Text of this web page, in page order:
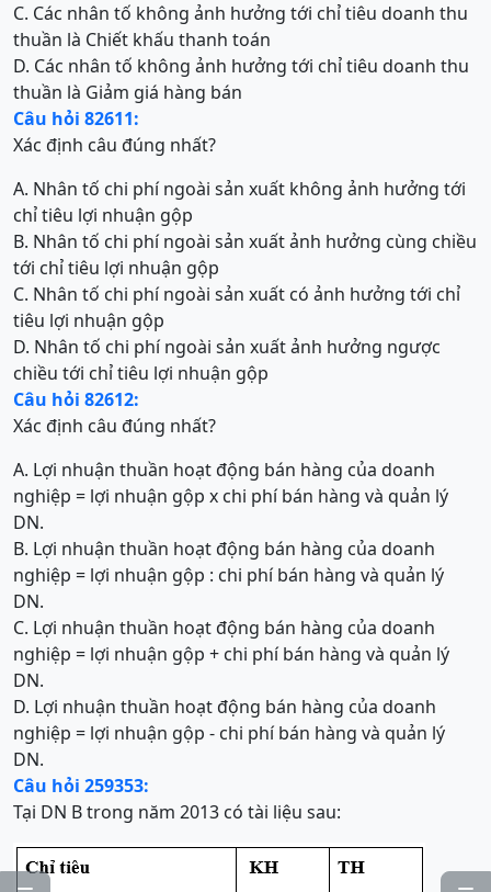
C. Các nhân tố không ảnh hưởng tới chỉ tiêu doanh thu
thuần là Chiết khấu thanh toán
D. Các nhân tố không ảnh hưởng tới chỉ tiêu doanh thu
thuần là Giảm giá hàng bán
Câu hỏi 82611:
Xác định câu đúng nhất?
A. Nhân tố chi phí ngoài sản xuất không ảnh hưởng tới
chỉ tiêu lợi nhuận gộp
B. Nhân tố chi phí ngoài sản xuất ảnh hưởng cùng chiều
tới chỉ tiêu lợi nhuận gộp
C. Nhân tố chi phí ngoài sản xuất có ảnh hưởng tới chỉ
tiêu lợi nhuận gộp
D. Nhân tố chi phí ngoài sản xuất ảnh hưởng ngược
chiều tới chỉ tiêu lợi nhuận gộp
Câu hỏi 82612:
Xác định câu đúng nhất?
A. Lợi nhuận thuần hoạt động bán hàng của doanh
nghiệp = lợi nhuận gộp x chi phí bán hàng và quản lý
DN.
B. Lợi nhuận thuần hoạt động bán hàng của doanh
nghiệp = lợi nhuận gộp : chi phí bán hàng và quản lý
DN.
C. Lợi nhuận thuần hoạt động bán hàng của doanh
nghiệp = lợi nhuận gộp + chi phí bán hàng và quản lý
DN.
D. Lợi nhuận thuần hoạt động bán hàng của doanh
nghiệp = lợi nhuận gộp - chi phí bán hàng và quản lý
DN.
Câu hỏi 259353:
Tại DN B trong năm 2013 có tài liệu sau: